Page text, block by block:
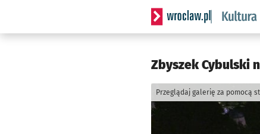
Serwis informacyjny
Zbyszek Cybulski
Przeglądaj galerię za pomocą